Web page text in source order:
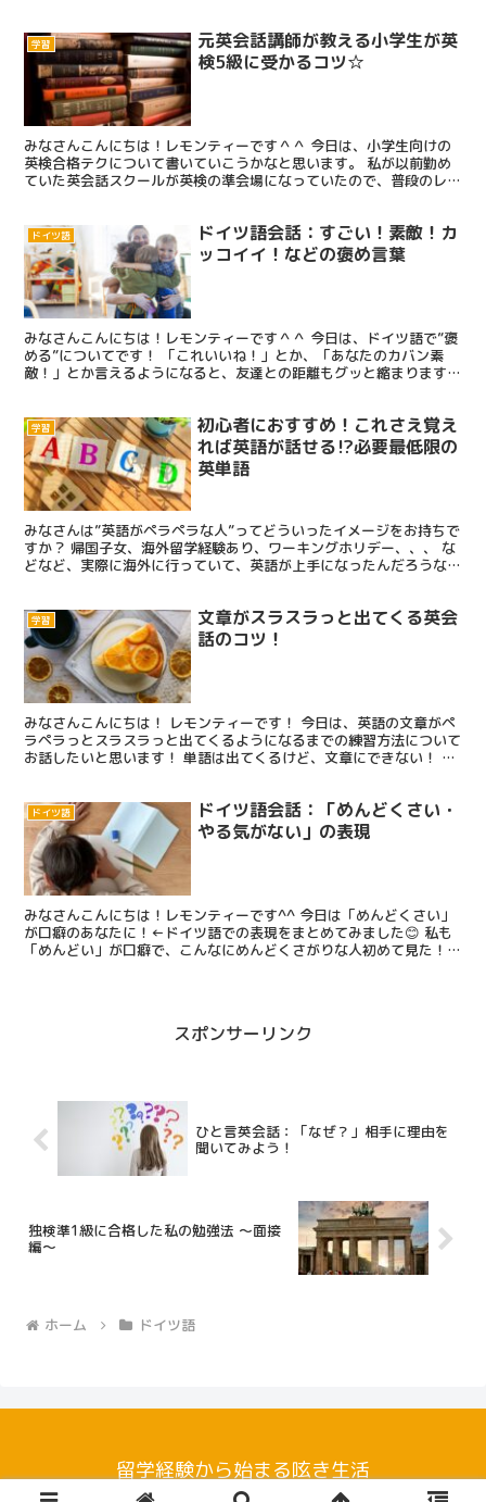
学習
元英会話講師が教える小学生が英
検5級に受かるコツ☆
みなさんこんにちは！レモンティーです＾＾ 今日は、小学生向けの
英検合格テクについて書いていこうかなと思います。 私が以前勤め
ていた英会話スクールが英検の準会場になっていたので、普段のレッ
ドイツ語
ドイツ語会話：すごい！素敵！カ
ッコイイ！などの褒め言葉
みなさんこんにちは！レモンティーです＾＾ 今日は、ドイツ語で”褒
める”についてです！ 「これいいね！」とか、「あなたのカバン素
敵！」とか言えるようになると、友達との距離もグッと縮まります
学習
初心者におすすめ！これさえ覚え
れば英語が話せる⁉必要最低限の
英単語
みなさんは”英語がペラペラな人”ってどういったイメージをお持ちで
すか？ 帰国子女、海外留学経験あり、ワーキングホリデー、、、 な
どなど、実際に海外に行っていて、英語が上手になったんだろうなあ
学習
文章がスラスラっと出てくる英会
話のコツ！
みなさんこんにちは！ レモンティーです！ 今日は、英語の文章がペ
ラペラっとスラスラっと出てくるようになるまでの練習方法について
お話したいと思います！ 単語は出てくるけど、文章にできない！ そ
ドイツ語
ドイツ語会話：「めんどくさい・
やる気がない」の表現
みなさんこんにちは！レモンティーです^^ 今日は「めんどくさい」
が口癖のあなたに！←ドイツ語での表現をまとめてみました😊 私も
「めんどい」が口癖で、こんなにめんどくさがりな人初めて見た！と
スポンサーリンク
ひと言英会話：「なぜ？」相手に理由を
聞いてみよう！
独検準1級に合格した私の勉強法 ～面接
編～
ホーム ドイツ語
留学経験から始まる呟き生活